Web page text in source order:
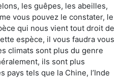
les guêpes, les abeilles,
vous pouvez le constater, le
qui nous vient tout droit de
espèce, il vous faudra vous
climats sont plus du genre
ils sont plus
pays tels que la Chine, l’Inde